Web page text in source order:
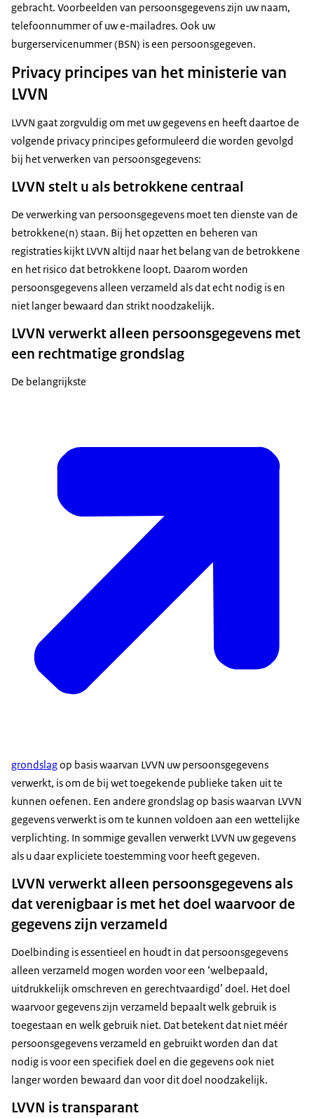
gebracht. Voorbeelden van persoonsgegevens zijn uw naam,
telefoonnummer of uw e-mailadres. Ook uw
burgerservicenummer (BSN) is een persoonsgegeven.
Privacy principes van het ministerie van
LVVN
LVVN gaat zorgvuldig om met uw gegevens en heeft daartoe de
volgende privacy principes geformuleerd die worden gevolgd
bij het verwerken van persoonsgegevens:
LVVN stelt u als betrokkene centraal
De verwerking van persoonsgegevens moet ten dienste van de
betrokkene(n) staan. Bij het opzetten en beheren van
registraties kijkt LVVN altijd naar het belang van de betrokkene
en het risico dat betrokkene loopt. Daarom worden
persoonsgegevens alleen verzameld als dat echt nodig is en
niet langer bewaard dan strikt noodzakelijk.
LVVN verwerkt alleen persoonsgegevens met
een rechtmatige grondslag
De belangrijkste
grondslagop basis waarvan LVVN uw persoonsgegevens
verwerkt, is om de bij wet toegekende publieke taken uit te
kunnen oefenen. Een andere grondslag op basis waarvan LVVN
gegevens verwerkt is om te kunnen voldoen aan een wettelijke
verplichting. In sommige gevallen verwerkt LVVN uw gegevens
als u daar expliciete toestemming voor heeft gegeven.
LVVN verwerkt alleen persoonsgegevens als
dat verenigbaar is met het doel waarvoor de
gegevens zijn verzameld
Doelbinding is essentieel en houdt in dat persoonsgegevens
alleen verzameld mogen worden voor een ‘welbepaald,
uitdrukkelijk omschreven en gerechtvaardigd’ doel. Het doel
waarvoor gegevens zijn verzameld bepaalt welk gebruik is
toegestaan en welk gebruik niet. Dat betekent dat niet méér
persoonsgegevens verzameld en gebruikt worden dan dat
nodig is voor een specifiek doel en die gegevens ook niet
langer worden bewaard dan voor dit doel noodzakelijk.
LVVN is transparant